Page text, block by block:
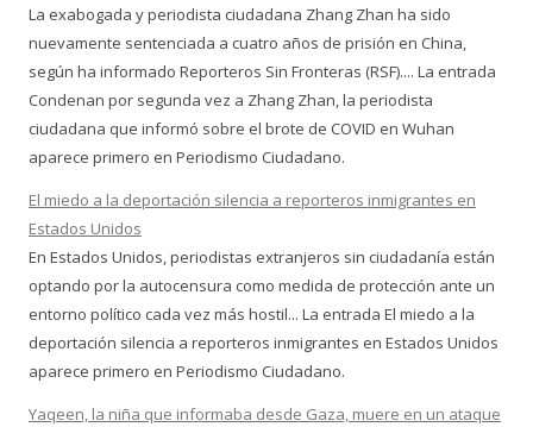
La exabogada y periodista ciudadana Zhang Zhan ha sido
nuevamente sentenciada a cuatro años de prisión en China,
según ha informado Reporteros Sin Fronteras (RSF).... La entrada
Condenan por segunda vez a Zhang Zhan, la periodista
ciudadana que informó sobre el brote de COVID en Wuhan
aparece primero en Periodismo Ciudadano.
El miedo a la deportación silencia a reporteros inmigrantes en
Estados Unidos
En Estados Unidos, periodistas extranjeros sin ciudadanía están
optando por la autocensura como medida de protección ante un
entorno político cada vez más hostil... La entrada El miedo a la
deportación silencia a reporteros inmigrantes en Estados Unidos
aparece primero en Periodismo Ciudadano.
Yaqeen, la niña que informaba desde Gaza, muere en un ataque